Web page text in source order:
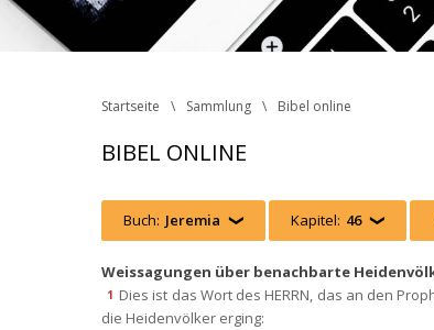
Startseite Sammlung Bibel online
BIBEL ONLINE
Buch: Jeremia Kapitel: 46
Weissagungen über benachbarte
1 Dies ist das Wort des HERRN, das an den
die Heidenvölker erging: